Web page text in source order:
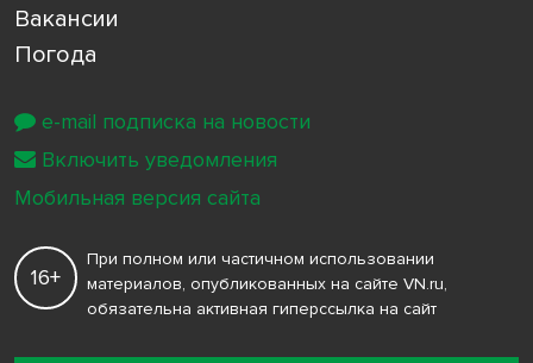
Вакансии
Погода
16+
При полном или частичном использовании
материалов, опубликованных на сайте VN.ru,
обязательна активная гиперссылка на сайт
e-mail подписка на новости
Включить уведомления
Мобильная версия сайта